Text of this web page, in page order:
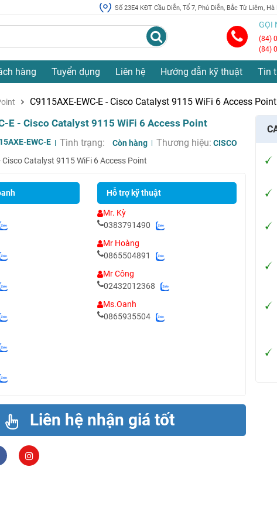
Số 23E4 KĐT Cầu Diễn, Tổ 7, Phú Diễn, Bắc Từ Liêm, Hà
GỌI
(84)
(84)
hàng Tuyển dụng Liên hệ Hướng dẫn kỹ thuật Tin
C9115AXE-EWC-E - Cisco Catalyst 9115 WiFi 6 Access Point
E - Cisco Catalyst 9115 WiFi 6 Access Point
EWC-E Tình trạng: Còn hàng Thương hiệu: CISCO
Cisco Catalyst 9115 WiFi 6 Access Point
Hỗ trợ kỹ thuật
Mr. Kỳ
0383791490
Mr Hoàng
0865504891
Mr Công
02432012368
Ms.Oanh
0865935504
Liên hệ nhận giá tốt